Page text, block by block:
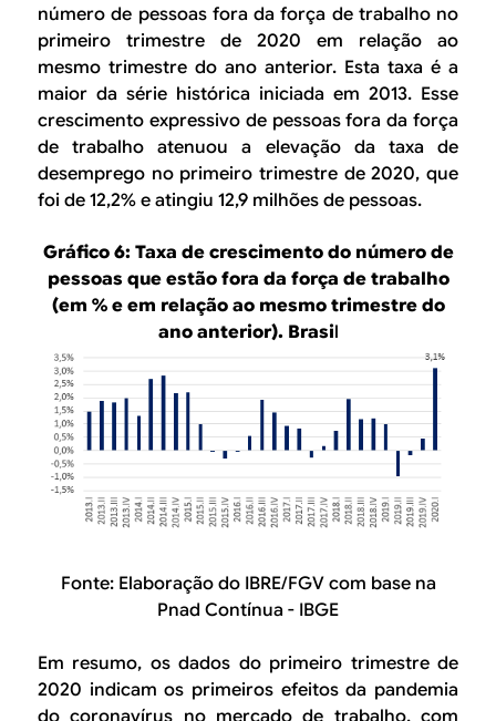
número de pessoas fora da força de trabalho no
primeiro trimestre de 2020 em relação ao
mesmo trimestre do ano anterior. Esta taxa é a
maior da série histórica iniciada em 2013. Esse
crescimento expressivo de pessoas fora da força
de trabalho atenuou a elevação da taxa de
desemprego no primeiro trimestre de 2020, que
foi de 12,2% e atingiu 12,9 milhões de pessoas.
Gráfico 6: Taxa de crescimento do número de
pessoas que estão fora da força de trabalho
(em % e em relação ao mesmo trimestre do
ano anterior). Brasil
Fonte: Elaboração do IBRE/FGV com base na
Pnad Contínua - IBGE
Em resumo, os dados do primeiro trimestre de
2020 indicam os primeiros efeitos da pandemia
do coronavírus no mercado de trabalho, com